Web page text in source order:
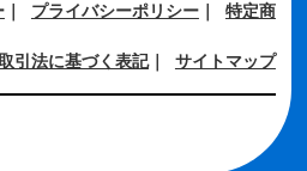
｜ プライバシーポリシー｜ 特定商
引法に基づく表記｜ サイトマップ